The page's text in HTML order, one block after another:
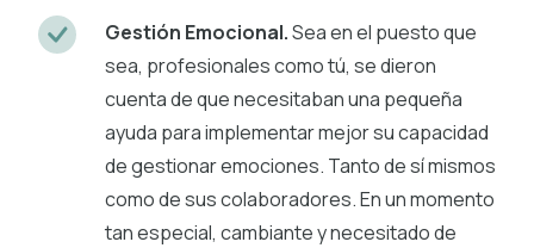
Gestión Emocional.Sea en el puesto que
sea, profesionales como tú, se dieron
cuenta de que necesitaban una pequeña
ayuda para implementar mejor su capacidad
de gestionar emociones. Tanto de sí mismos
como de sus colaboradores. En un momento
tan especial, cambiante y necesitado de